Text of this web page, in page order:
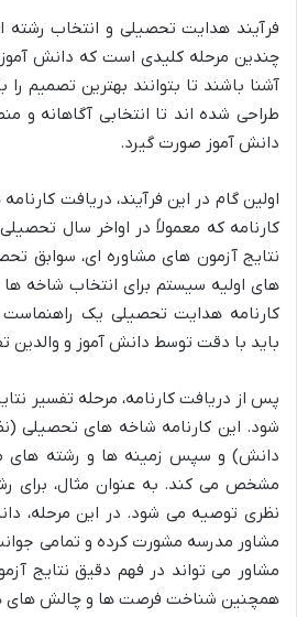
فرآیند هدایت تحصیلی و انتخاب رشته
چندین مرحله کلیدی است که دانش
آشنا باشند تا بتوانند بهترین تصمیم
طراحی شده اند تا انتخابی آگاهانه و
دانش آموز صورت گیرد.
اولین گام در این فرآیند، دریافت
کارنامه که معمولاً در اواخر سال
نتایج آزمون های مشاوره ای، سوابق
های اولیه سیستم برای انتخاب شاخه
کارنامه هدایت تحصیلی یک
باید با دقت توسط دانش آموز و والدین
پس از دریافت کارنامه، مرحله تفسیر
شود. این کارنامه شاخه های تحصیلی
دانش) و سپس زمینه ها و رشته های
مشخص می کند. به عنوان مثال، برای
نظری توصیه می شود. در این مرحله،
مشاور مدرسه مشورت کرده و تمامی
مشاور می تواند در فهم دقیق نتایج
همچنین شناخت فرصت ها و چالش های